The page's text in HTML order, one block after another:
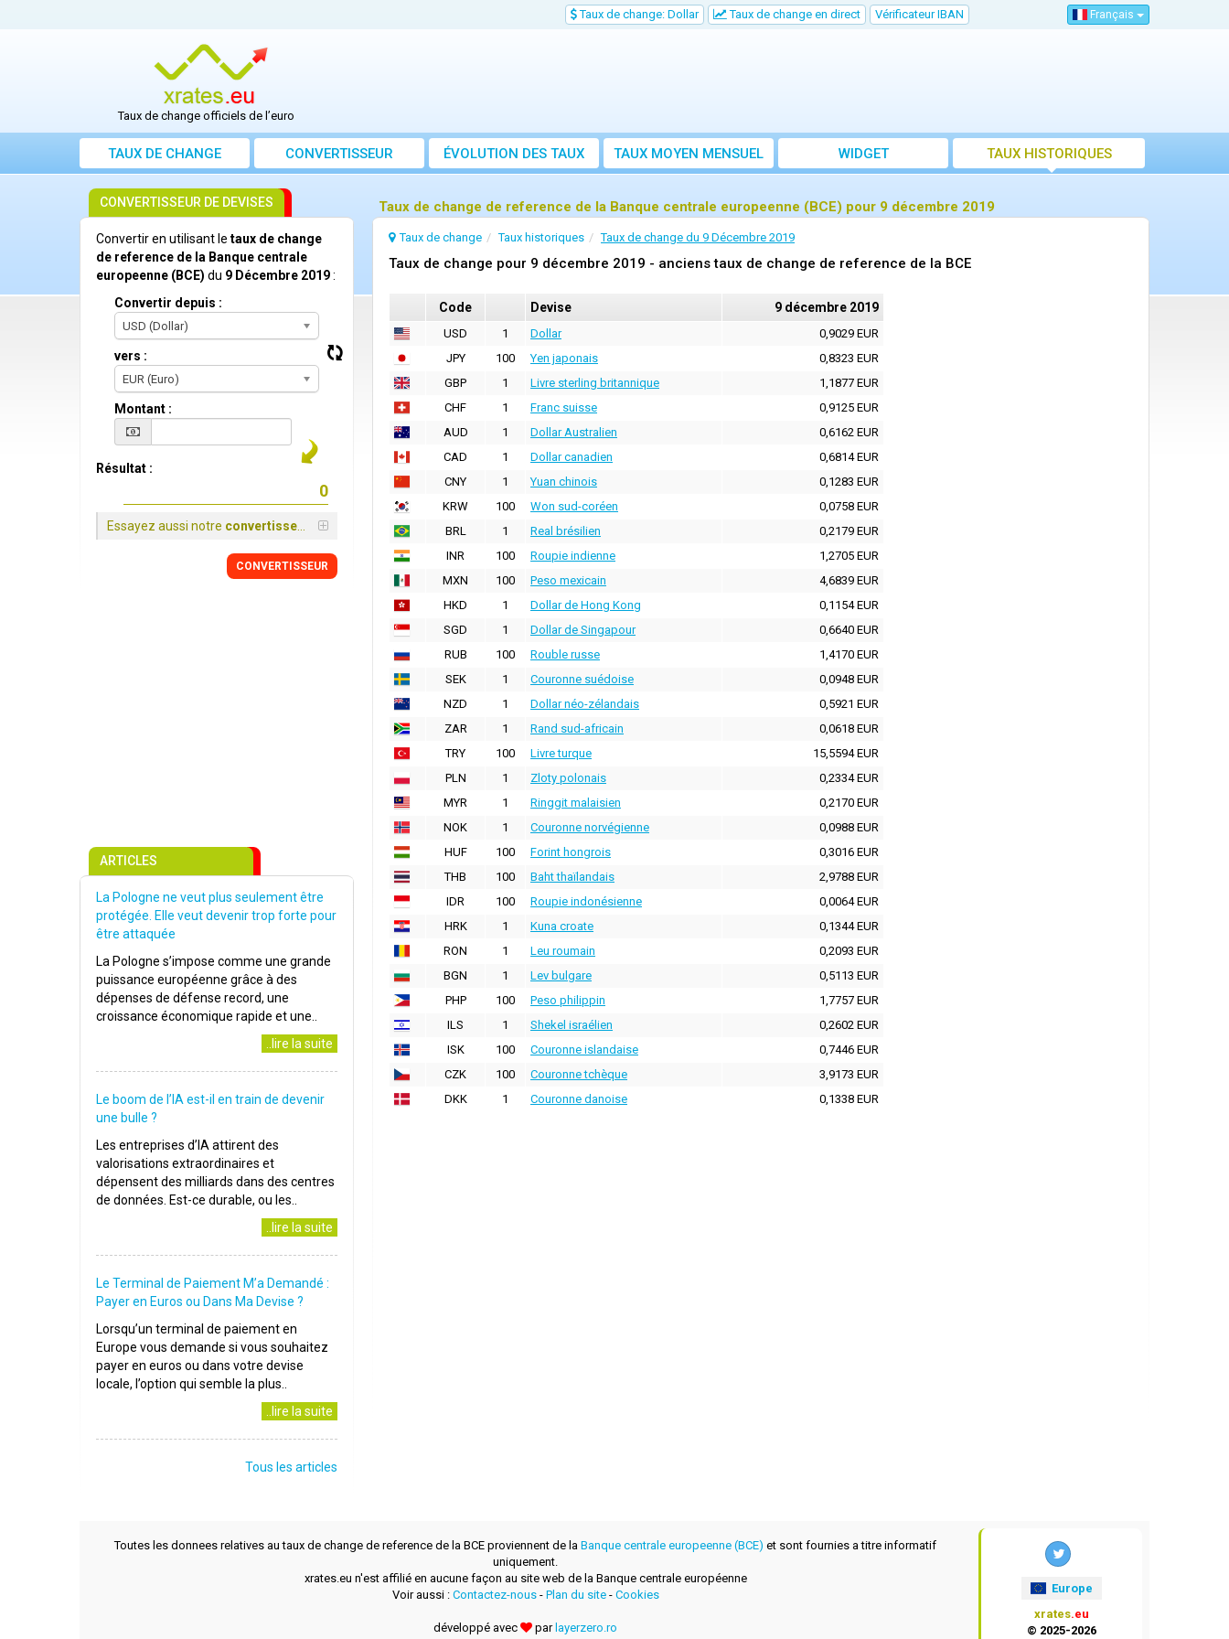
Taux de change: Dollar Taux de change en direct Vérificateur IBAN Français
Taux de change officiels de l’euro
TAUX DE CHANGE CONVERTISSEUR ÉVOLUTION DES TAUX TAUX MOYEN MENSUEL WIDGET TAUX HISTORIQUES
Taux de change de reference de la Banque centrale europeenne (BCE) pour 9 décembre 2019
Taux de change Taux historiques Taux de change du 9 Décembre 2019
Taux de change pour 9 décembre 2019 - anciens taux de change de reference de la BCE
Code Devise 9 décembre 2019
USD 1 Dollar
0,9029 EUR
JPY
100 Yen japonais
0,8323 EUR
GBP
1 Livre sterling britannique
1,1877 EUR
CHF
1 Franc suisse
0,9125 EUR
AUD
1 Dollar Australien
0,6162 EUR
CAD
1 Dollar canadien
0,6814 EUR
CNY
1 Yuan chinois
0,1283 EUR
KRW
100 Won sud-coréen
0,0758 EUR
BRL
1 Real brésilien
0,2179 EUR
INR
100 Roupie indienne
1,2705 EUR
MXN
100 Peso mexicain
4,6839 EUR
HKD
1 Dollar de Hong Kong
0,1154 EUR
SGD
1 Dollar de Singapour
0,6640 EUR
RUB
100 Rouble russe
1,4170 EUR
SEK
1 Couronne suédoise
0,0948 EUR
NZD
1 Dollar néo-zélandais
0,5921 EUR
ZAR
1 Rand sud-africain
0,0618 EUR
TRY
100 Livre turque
15,5594 EUR
PLN
1 Zloty polonais
0,2334 EUR
MYR
1 Ringgit malaisien
0,2170 EUR
NOK
1 Couronne norvégienne
0,0988 EUR
HUF
100 Forint hongrois
0,3016 EUR
THB
100 Baht thaïlandais
2,9788 EUR
IDR
100 Roupie indonésienne
0,0064 EUR
HRK
1 Kuna croate
0,1344 EUR
RON
1 Leu roumain
0,2093 EUR
BGN
1 Lev bulgare
0,5113 EUR
PHP
100 Peso philippin
1,7757 EUR
ILS
1 Shekel israélien
0,2602 EUR
ISK
100 Couronne islandaise
0,7446 EUR
CZK
100 Couronne tchèque
3,9173 EUR
DKK
1 Couronne danoise 0,1338 EUR
CONVERTISSEUR DE DEVISES
Convertir en utilisant le taux de change
de reference de la Banque centrale
europeenne (BCE) du 9 Décembre 2019:
Convertir depuis :
USD (Dollar)
vers :
EUR (Euro)
Montant :
Résultat :
Essayez aussi notre convertisseur
CONVERTISSEUR
ARTICLES
La Pologne ne veut plus seulement être
protégée. Elle veut devenir trop forte pour
être attaquée
La Pologne s’impose comme une grande
puissance européenne grâce à des
dépenses de défense record, une
croissance économique rapide et une..
..lire la suite
Le boom de l’IA est-il en train de devenir
une bulle ?
Les entreprises d’IA attirent des
valorisations extraordinaires et
dépensent des milliards dans des centres
de données. Est-ce durable, ou les..
..lire la suite
Le Terminal de Paiement M’a Demandé :
Payer en Euros ou Dans Ma Devise ?
Lorsqu’un terminal de paiement en
Europe vous demande si vous souhaitez
payer en euros ou dans votre devise
locale, l’option qui semble la plus..
..lire la suite
Tous les articles
Toutes les donnees relatives au taux de change de reference de la BCE proviennent de la Banque centrale europeenne (BCE) et sont fournies a titre informatif
uniquement.
xrates.eu n'est affilié en aucune façon au site web de la Banque centrale européenne
Voir aussi : Contactez-nous- Plan du site- Cookies
développé avec par layerzero.ro
Europe
xrates.eu
© 2025-2026